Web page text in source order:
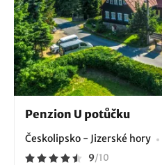
Penzion U potůčku
Českolipsko - Jizerské hory
9/10